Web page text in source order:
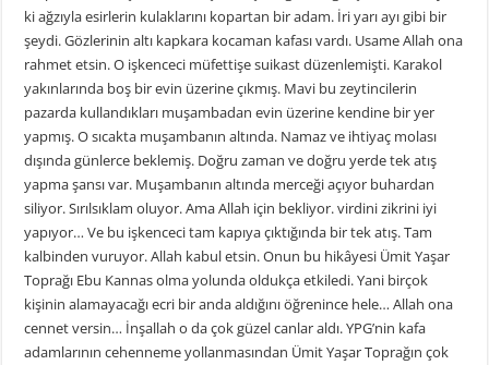
ki ağzıyla esirlerin kulaklarını kopartan bir adam. İri yarı ayı gibi bir
şeydi. Gözlerinin altı kapkara kocaman kafası vardı. Usame Allah ona
rahmet etsin. O işkenceci müfettişe suikast düzenlemişti. Karakol
yakınlarında boş bir evin üzerine çıkmış. Mavi bu zeytincilerin
pazarda kullandıkları muşambadan evin üzerine kendine bir yer
yapmış. O sıcakta muşambanın altında. Namaz ve ihtiyaç molası
dışında günlerce beklemiş. Doğru zaman ve doğru yerde tek atış
yapma şansı var. Muşambanın altında merceği açıyor buhardan
siliyor. Sırılsıklam oluyor. Ama Allah için bekliyor. virdini zikrini iyi
yapıyor… Ve bu işkenceci tam kapıya çıktığında bir tek atış. Tam
kalbinden vuruyor. Allah kabul etsin. Onun bu hikâyesi Ümit Yaşar
Toprağı Ebu Kannas olma yolunda oldukça etkiledi. Yani birçok
kişinin alamayacağı ecri bir anda aldığını öğrenince hele… Allah ona
cennet versin… İnşallah o da çok güzel canlar aldı. YPG’nin kafa
adamlarının cehenneme yollanmasından Ümit Yaşar Toprağın çok